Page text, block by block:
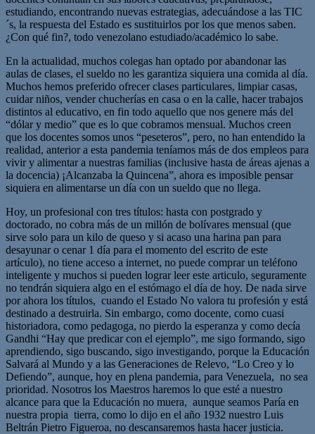
estudiando, encontrando nuevas estrategias, adecuándose a las TIC
´s, la respuesta del Estado es sustituirlos por los que menos saben.
¿Con qué fin?, todo venezolano estudiado/académico lo sabe.
En la actualidad, muchos colegas han optado por abandonar las
aulas de clases, el sueldo no les garantiza siquiera una comida al día.
Muchos hemos preferido ofrecer clases particulares, limpiar casas,
cuidar niños, vender chucherías en casa o en la calle, hacer trabajos
distintos al educativo, en fin todo aquello que nos genere más del
“dólar y medio” que es lo que cobramos mensual. Muchos creen
que los docentes somos unos “peseteros”, pero, no han entendido la
realidad, anterior a esta pandemia teníamos más de dos empleos para
vivir y alimentar a nuestras familias (inclusive hasta de áreas ajenas a
la docencia) ¡Alcanzaba la Quincena”, ahora es imposible pensar
siquiera en alimentarse un día con un sueldo que no llega.
Hoy, un profesional con tres títulos: hasta con postgrado y
doctorado, no cobra más de un millón de bolívares mensual (que
sirve solo para un kilo de queso y si acaso una harina pan para
desayunar o cenar 1 día para el momento del escrito de este
artículo), no tiene acceso a internet, no puede comprar un teléfono
inteligente y muchos si pueden lograr leer este articulo, seguramente
no tendrán siquiera algo en el estómago el día de hoy. De nada sirve
por ahora los títulos, cuando el Estado No valora tu profesión y está
destinado a destruirla. Sin embargo, como docente, como cuasi
historiadora, como pedagoga, no pierdo la esperanza y como decía
Gandhi “Hay que predicar con el ejemplo”, me sigo formando, sigo
aprendiendo, sigo buscando, sigo investigando, porque la Educación
Salvará al Mundo y a las Generaciones de Relevo, “Lo Creo y lo
Defiendo”, aunque, hoy en plena pandemia, para Venezuela, no sea
prioridad. Nosotros los Maestros haremos lo que esté a nuestro
alcance para que la Educación no muera, aunque seamos Paría en
nuestra propia tierra, como lo dijo en el año 1932 nuestro Luis
Beltrán Pietro Figueroa, no descansaremos hasta hacer justicia.